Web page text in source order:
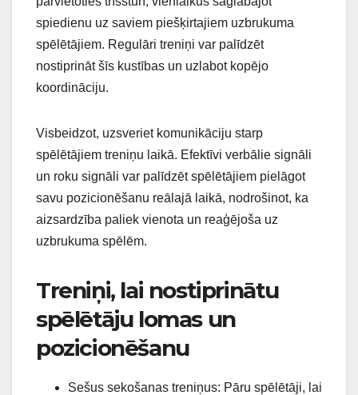
spiedienu uz saviem piešķirtajiem uzbrukuma
spēlētājiem. Regulāri treniņi var palīdzēt
nostiprināt šīs kustības un uzlabot kopējo
koordināciju.
Visbeidzot, uzsveriet komunikāciju starp
spēlētājiem treniņu laikā. Efektīvi verbālie signāli
un roku signāli var palīdzēt spēlētājiem pielāgot
savu pozicionēšanu reālajā laikā, nodrošinot, ka
aizsardzība paliek vienota un reaģējoša uz
uzbrukuma spēlēm.
Treniņi, lai nostiprinātu
spēlētāju lomas un
pozicionēšanu
Sešus sekošanas treniņus: Pāru spēlētāji, lai